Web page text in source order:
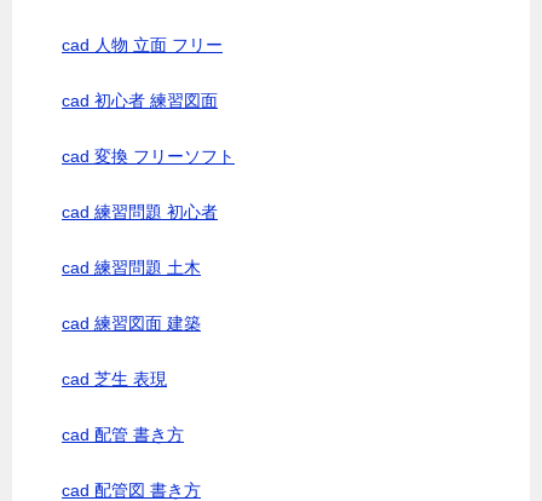
cad 人物 立面 フリー
cad 初心者 練習図面
cad 変換 フリーソフト
cad 練習問題 初心者
cad 練習問題 土木
cad 練習図面 建築
cad 芝生 表現
cad 配管 書き方
cad 配管図 書き方